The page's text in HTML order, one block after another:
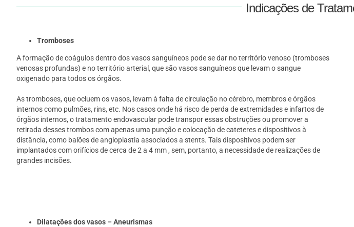
Indicações de
Tromboses
A formação de coágulos dentro dos vasos sanguíneos pode se dar no território venoso (tromboses
venosas profundas) e no território arterial, que são vasos sanguíneos que levam o sangue
oxigenado para todos os órgãos.
As tromboses, que ocluem os vasos, levam à falta de circulação no cérebro, membros e órgãos
internos como pulmões, rins, etc. Nos casos onde há risco de perda de extremidades e infartos de
órgãos internos, o tratamento endovascular pode transpor essas obstruções ou promover a
retirada desses trombos com apenas uma punção e colocação de cateteres e dispositivos à
distância, como balões de angioplastia associados a stents. Tais dispositivos podem ser
implantados com orifícios de cerca de 2 a 4 mm , sem, portanto, a necessidade de realizações de
grandes incisões.
Dilatações dos vasos – Aneurismas